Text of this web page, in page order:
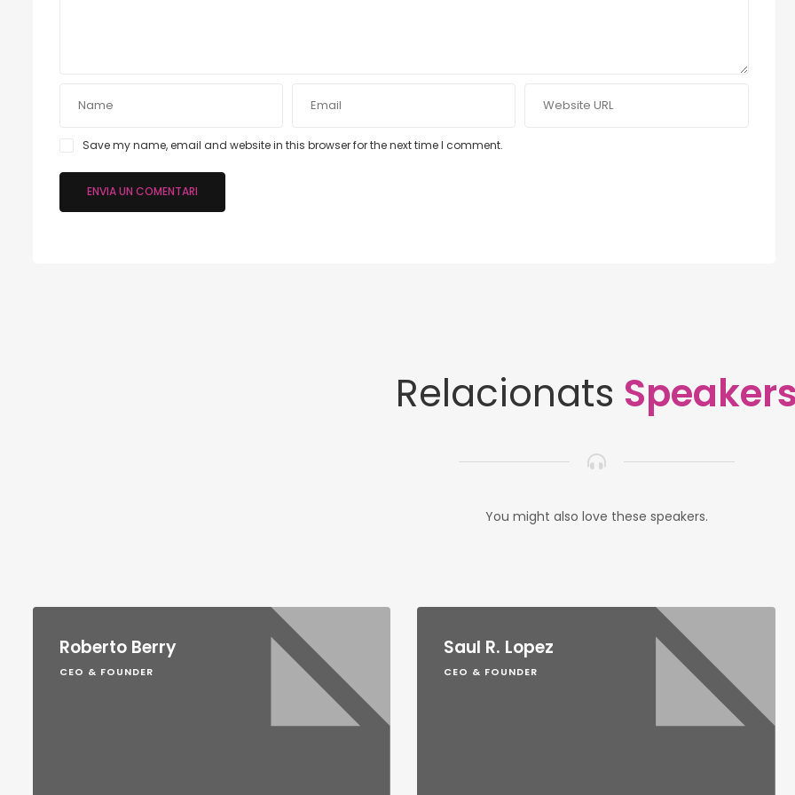
Save my name, email and website in this browser for the next time I comment.
Relacionats
You might also love these speakers.
Roberto Berry
CEO & FOUNDER
Saul R. Lopez
CEO & FOUNDER